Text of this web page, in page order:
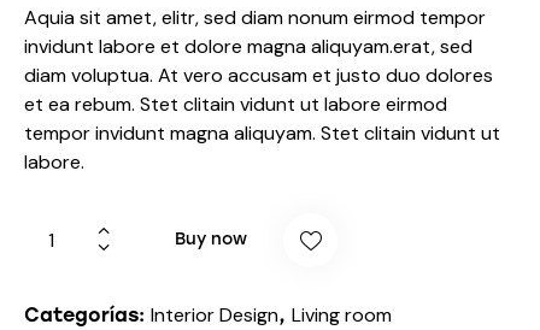
Aquia sit amet, elitr, sed diam nonum eirmod tempor
invidunt labore et dolore magna aliquyam.erat, sed
diam voluptua. At vero accusam et justo duo dolores
et ea rebum. Stet clitain vidunt ut labore eirmod
tempor invidunt magna aliquyam. Stet clitain vidunt ut
labore.
Buy now
Categorías: Interior Design, Living room